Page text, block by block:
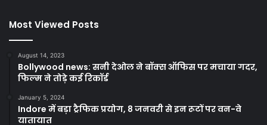
Most Viewed Posts
August 14, 2023
Bollywood news: सनी देओल ने बॉक्स ऑफिस पर मचाया गदर,
फिल्म ने तोड़े कई रिकॉर्ड
January 5, 2024
Indore में बड़ा ट्रैफिक प्रयोग, 8 जनवरी से इन रूटों पर वन-वे
यातायात